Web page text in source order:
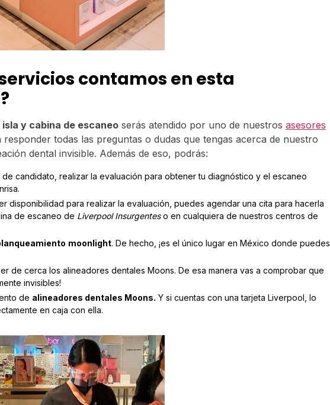
contamos en esta
isla y cabina de escaneo serás atendido por uno de nuestrosasesores
responder todas las preguntas o dudas que tengas acerca de nuestro
dental invisible. Además de eso, podrás:
candidato, realizar la evaluación para obtener tu diagnóstico y el escaneo
disponibilidad para realizar la evaluación, puedes agendar una cita para hacerla
de escaneo de Liverpool Insurgenteso en cualquiera de nuestros centros de
moonlight. De hecho, ¡es el único lugar en México donde puedes
de cerca los alineadores dentales Moons. De esa manera vas a comprobar que
invisibles!
de alineadores dentales Moons. Y si cuentas con una tarjeta Liverpool, lo
en caja con ella.